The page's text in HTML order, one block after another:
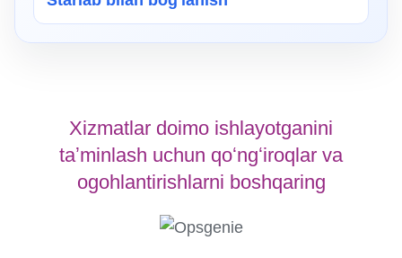
Xizmatlar doimo ishlayotganini
taʼminlash uchun qoʻngʻiroqlar va
ogohlantirishlarni boshqaring